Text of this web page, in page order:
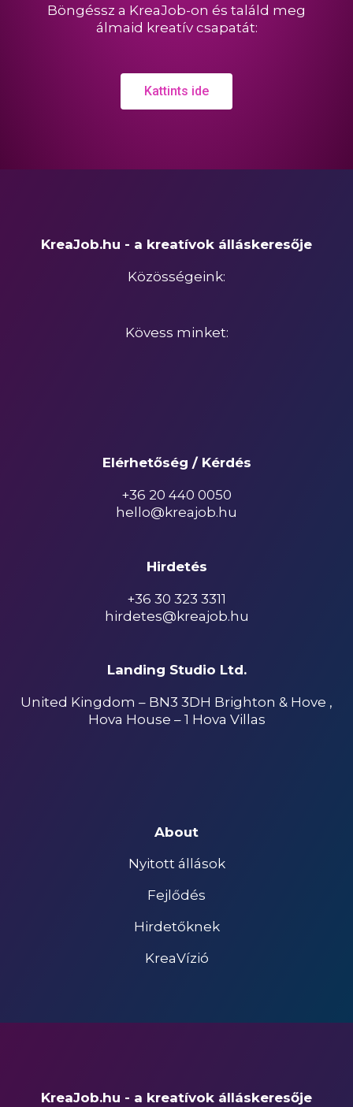
Böngéssz a KreaJob-on és találd meg
álmaid kreatív csapatát:
Kattints ide
KreaJob.hu - a kreatívok álláskeresője
Közösségeink:
Kövess minket:
Elérhetőség / Kérdés
+36 20 440 0050
hello@kreajob.hu
Hirdetés
+36 30 323 3311
hirdetes@kreajob.hu
Landing Studio Ltd.
United Kingdom – BN3 3DH Brighton & Hove ,
Hova House – 1 Hova Villas
About
Nyitott állások
Fejlődés
Hirdetőknek
KreaVízió
KreaJob.hu - a kreatívok álláskeresője